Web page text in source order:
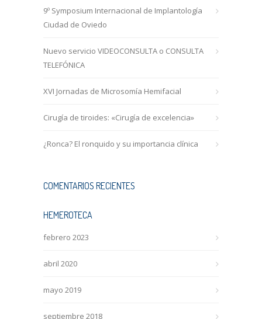
9º Symposium Internacional de Implantología
Ciudad de Oviedo
Nuevo servicio VIDEOCONSULTA o CONSULTA
TELEFÓNICA
XVI Jornadas de Microsomía Hemifacial
Cirugía de tiroides: «Cirugía de excelencia»
¿Ronca? El ronquido y su importancia clínica
COMENTARIOS RECIENTES
HEMEROTECA
febrero 2023
abril 2020
mayo 2019
septiembre 2018